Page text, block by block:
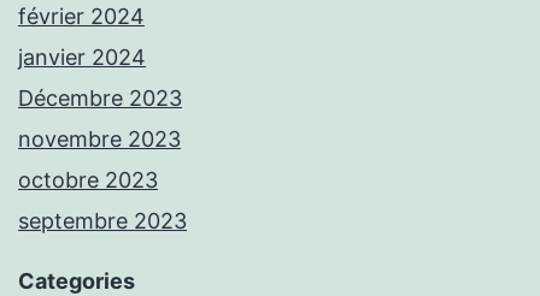
février 2024
janvier 2024
Décembre 2023
novembre 2023
octobre 2023
septembre 2023
Categories